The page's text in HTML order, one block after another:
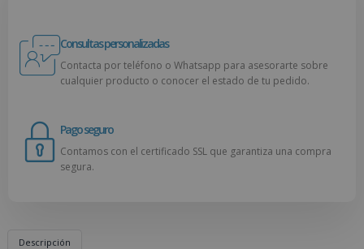
Consultas personalizadas
Contacta por teléfono o Whatsapp para asesorarte sobre
cualquier producto o conocer el estado de tu pedido.
Pago seguro
Contamos con el certificado SSL que garantiza una compra
segura.
Descripción